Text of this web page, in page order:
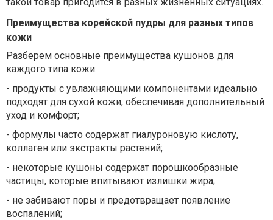
Преимущества корейской пудры для разных типов
кожи
Разберем основные преимущества кушонов для
каждого типа кожи:
- продукты с увлажняющими компонентами идеально
подходят для сухой кожи, обеспечивая дополнительный
уход и комфорт;
- формулы часто содержат гиалуроновую кислоту,
коллаген или экстракты растений;
- некоторые кушоны содержат порошкообразные
частицы, которые впитывают излишки жира;
- не забивают поры и предотвращает появление
воспалений;